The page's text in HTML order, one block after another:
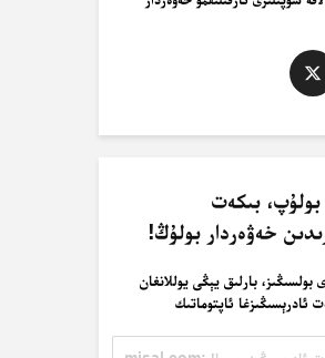
بىكەت
خەۋەردار بولۇڭ!
بولسىڭىز، بارلىق يېڭى يوللانغان
ئادرېسىڭىزغا ئاپتوماتىك